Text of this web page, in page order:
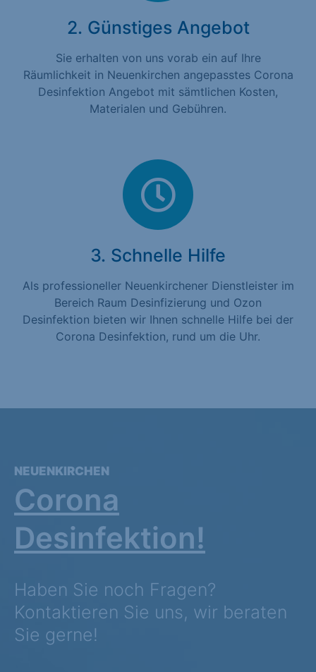
2. Günstiges Angebot
Sie erhalten von uns vorab ein auf Ihre
Räumlichkeit in Neuenkirchen angepasstes Corona
Desinfektion Angebot mit sämtlichen Kosten,
Materialen und Gebühren.
3. Schnelle Hilfe
Als professioneller Neuenkirchener Dienstleister im
Bereich Raum Desinfizierung und Ozon
Desinfektion bieten wir Ihnen schnelle Hilfe bei der
Corona Desinfektion, rund um die Uhr.
NEUENKIRCHEN
Corona
Desinfektion!
Haben Sie noch Fragen?
Kontaktieren Sie uns, wir beraten
Sie gerne!